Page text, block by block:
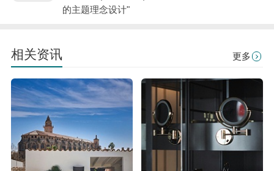
的主题理念设计"
相关资讯 更多